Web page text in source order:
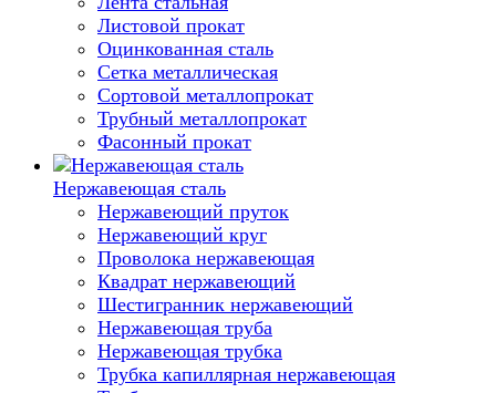
Листовой прокат
Оцинкованная сталь
Сетка металлическая
Сортовой металлопрокат
Трубный металлопрокат
Фасонный прокат
Нержавеющая сталь
Нержавеющий пруток
Нержавеющий круг
Проволока нержавеющая
Квадрат нержавеющий
Шестигранник нержавеющий
Нержавеющая труба
Нержавеющая трубка
Трубка капиллярная нержавеющая